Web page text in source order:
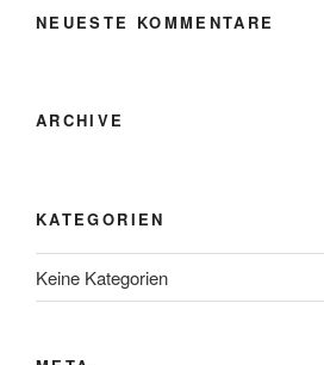
o n
NEUESTE KOMMENTARE
ARCHIVE
KATEGORIEN
Keine Kategorien